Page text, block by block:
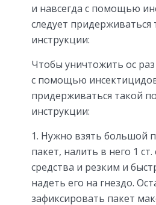
и навсегда с помощью
следует
инструкции:
Чтобы уничтожить ос раз
с помощью
придерживаться такой
инструкции:
Нужно взять большой
пакет, налить в него 1
средства и резким и
надеть его на гнездо.
зафиксировать пакет